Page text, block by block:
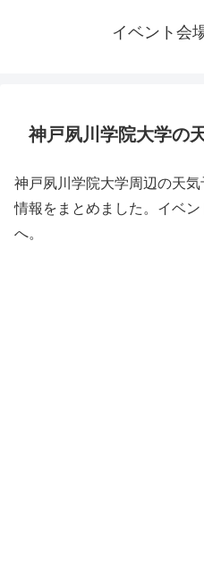
イベント会
神戸夙川学院大学の
神戸夙川学院大学周辺の天
情報をまとめました。イベ
へ。